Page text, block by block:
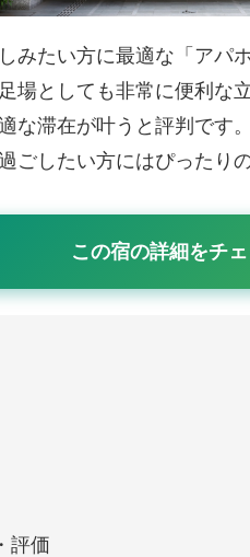
みたい方に最適な「アパ
場としても非常に便利な
な滞在が叶うと評判です
ごしたい方にはぴったり
この宿の詳細をチ
評価